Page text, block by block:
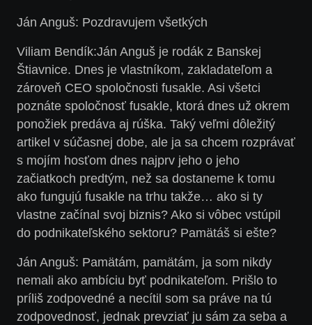
Ján Anguš: Pozdravujem všetkých
Viliam Bendík:Ján Anguš je rodák z Banskej
Štiavnice. Dnes je vlastníkom, zakladateľom a
zároveň CEO spoločnosti fusakle. Asi všetci
poznáte spoločnosť fusakle, ktorá dnes už okrem
ponožiek predáva aj rúška. Taký veľmi dôležitý
artikel v súčasnej dobe, ale ja sa chcem rozprávať
s mojím hosťom dnes najprv jeho o jeho
začiatkoch predtým, než sa dostaneme k tomu
ako fungujú fusakle na trhu takže… ako si ty
vlastne začínal svoj biznis? Ako si vôbec vstúpil
do podnikateľského sektoru? Pamätáš si ešte?
Ján Anguš: Pamätám, pamätám, ja som nikdy
nemali ako ambíciu byť podnikateľom. Prišlo to
príliš zodpovedné a necítil som sa práve na tú
zodpovednosť, jednak prevziať ju sám za seba a